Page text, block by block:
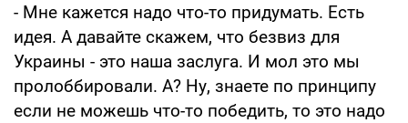
- Мне кажется надо что-то придумать. Есть
идея. А давайте скажем, что безвиз для
Украины - это наша заслуга. И мол это мы
пролоббировали. А? Ну, знаете по принципу
если не можешь что-то победить, то это надо